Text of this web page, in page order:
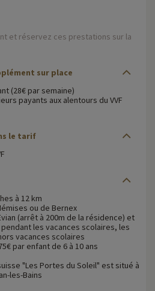
et réservez ces prestations sur la
sur place
(28€ par semaine)
payants aux alentours du VVF
le tarif
à 12 km
ou de Bernex
(arrêt à 200m de la résidence) et
les vacances scolaires, les
vacances scolaires
par enfant de 6 à 10 ans
"Les Portes du Soleil" est situé à
les-Bains